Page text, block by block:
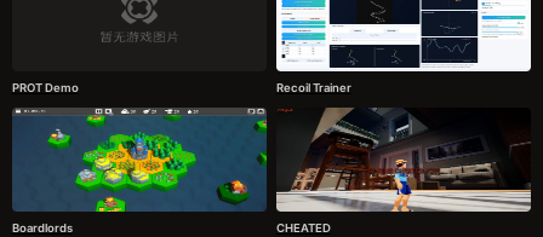
PROT Demo Recoil Trainer
Boardlords CHEATED